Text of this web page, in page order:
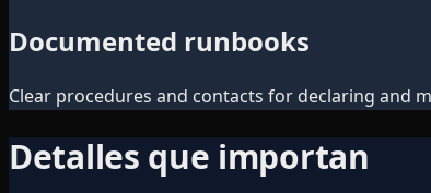
Documented runbooks
Clear procedures and contacts for declaring and
Detalles que importan